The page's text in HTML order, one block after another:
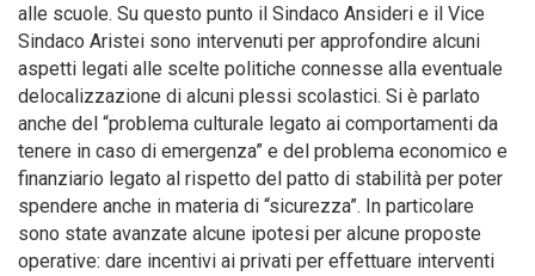
alle scuole. Su questo punto il Sindaco Ansideri e il Vice
Sindaco Aristei sono intervenuti per approfondire alcuni
aspetti legati alle scelte politiche connesse alla eventuale
delocalizzazione di alcuni plessi scolastici. Si è parlato
anche del “problema culturale legato ai comportamenti da
tenere in caso di emergenza” e del problema economico e
finanziario legato al rispetto del patto di stabilità per poter
spendere anche in materia di “sicurezza”. In particolare
sono state avanzate alcune ipotesi per alcune proposte
operative: dare incentivi ai privati per effettuare interventi